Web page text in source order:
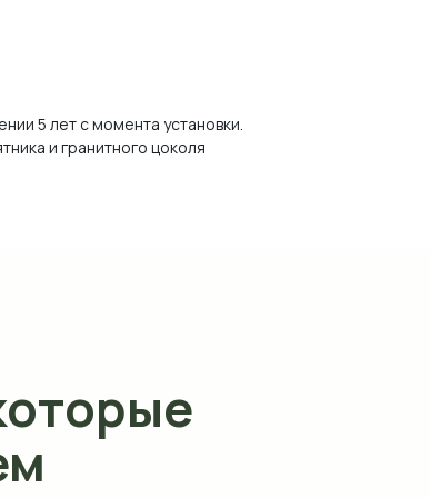
5 лет с момента установки.
и гранитного цоколя